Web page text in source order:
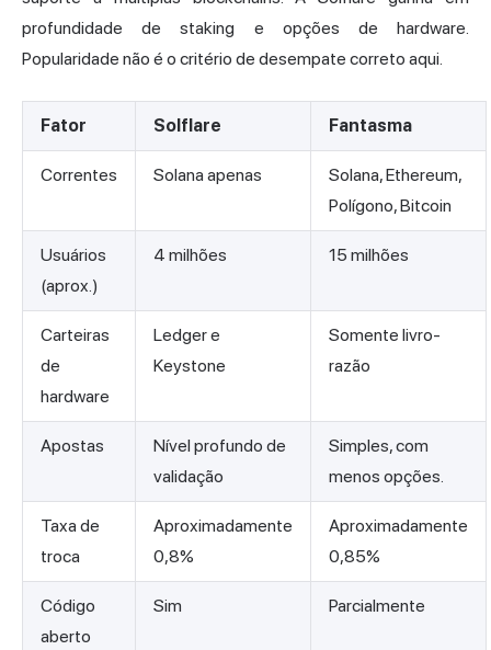
profundidade de staking e opções de hardware.
Popularidade não é o critério de desempate correto aqui.
Fator Solflare Fantasma
Correntes Solana apenas
Solana, Ethereum,
Polígono, Bitcoin
Usuários
(aprox.)
4 milhões 15 milhões
Carteiras
de
hardware
Ledger e
Keystone
Somente livro-
razão
Apostas
Nível profundo de
validação
Simples, com
menos opções.
Taxa de
troca
Aproximadamente
0,8%
Aproximadamente
0,85%
Código
aberto
Sim Parcialmente